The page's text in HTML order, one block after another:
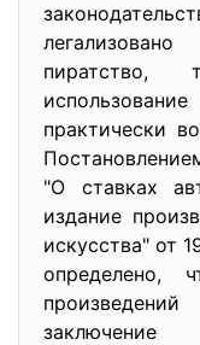
практически
"О ставках
издание
искусства" от
определено,